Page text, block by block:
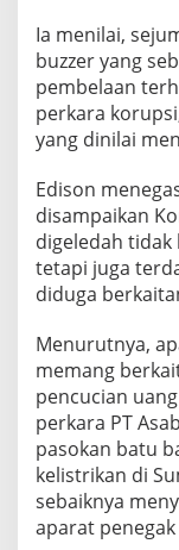
Ia menilai,
buzzer yang
pembelaan
perkara
yang dinilai
Edison
disampaikan
digeledah tidak
tetapi juga
diduga
Menurutnya,
memang
pencucian
perkara PT
pasokan batu
kelistrikan di
sebaiknya
aparat